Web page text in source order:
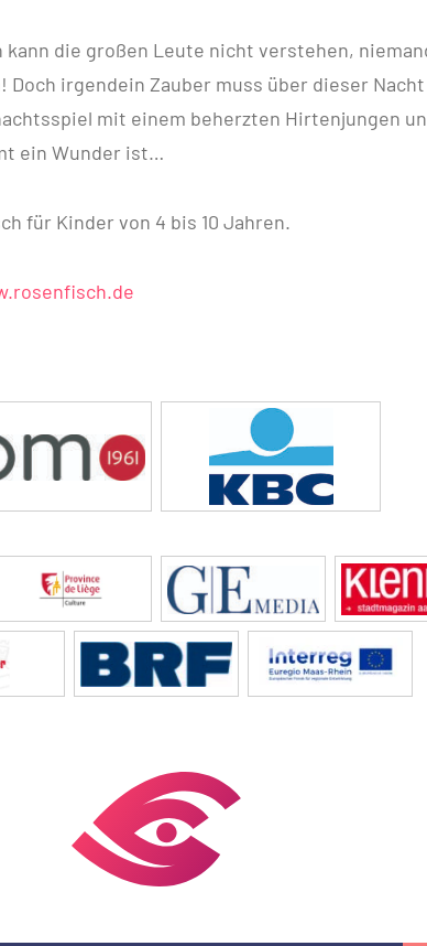
kann die großen Leute nicht verstehen,
Doch irgendein Zauber muss über dieser
mit einem beherzten Hirtenjungen
ein Wunder ist…
für Kinder von 4 bis 10 Jahren.